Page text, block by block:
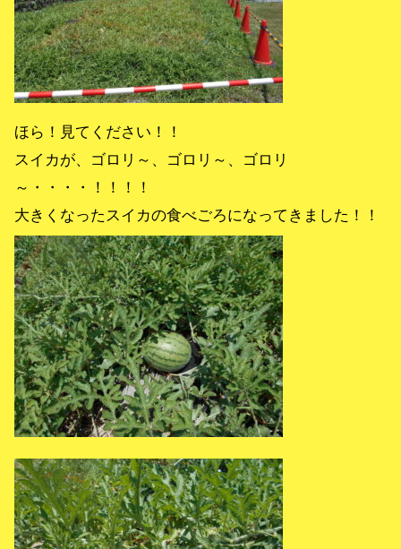
ほら！見てください！！
スイカが、ゴロリ～、ゴロリ～、ゴロリ
～・・・・！！！！
大きくなったスイカの食べごろになってきました！！